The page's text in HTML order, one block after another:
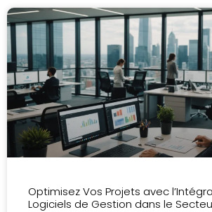
Optimisez Vos Projets avec
Logiciels de Gestion dans le